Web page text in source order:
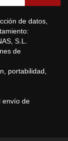
de datos,
S.L.
de
portabilidad,
envío de